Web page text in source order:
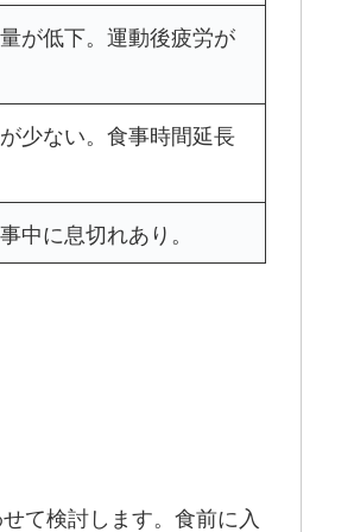
が低下。運動後疲労が
少ない。食事時間延長
中に息切れあり。
て検討します。食前に入